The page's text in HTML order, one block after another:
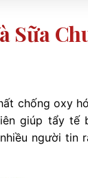
Sữa
chống oxy
giúp tẩy tế
người tin